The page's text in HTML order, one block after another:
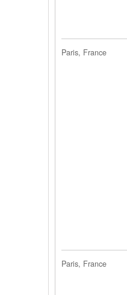
Paris, France
Paris, France